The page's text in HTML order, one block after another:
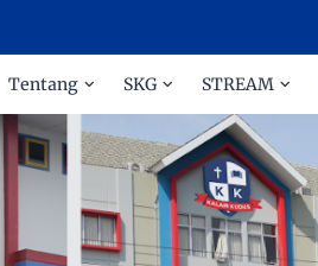
Tentang SKG STREAM